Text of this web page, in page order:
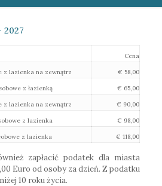
2027
Cena
z lazienka na zewnątrz € 58,00
z łazienką € 65,00
z lazienka na zewnątrz € 90,00
z lazienka € 98,00
z lazienka € 118,00
zapłacić podatek dla miasta
Euro od osoby za dzień. Z podatku
10 roku życia.